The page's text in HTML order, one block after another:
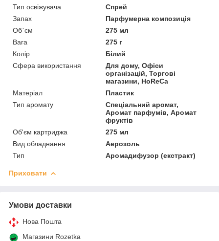
Тип освіжувача
Спрей
Запах
Парфумерна композиція
Об`єм
275 мл
Вага
275 г
Колір
Білий
Сфера використання
Для дому, Офіси
організацій, Торгові
магазини, HoReCa
Матеріал
Пластик
Тип аромату
Спеціальний аромат,
Аромат парфумів, Аромат
фруктів
Об'єм картриджа
275 мл
Вид обладнання
Аерозоль
Тип
Аромадифузор (екстракт)
Приховати
Умови доставки
Нова Пошта
Магазини Rozetka